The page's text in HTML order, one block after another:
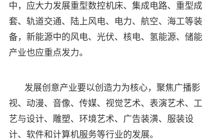
中，应大力发展重型数控机床、集成电路、重型成
套、轨道交通、陆上风电、电力、航空、海工等装
备，新能源中的风电、光伏、核电、氢能源、储能
产业也应重点发力。
发展创意产业要以创造力为核心，聚焦广播影
视、动漫、音像、传媒、视觉艺术、表演艺术、工
艺与设计、雕塑、环境艺术、广告装潢、服装设
计、软件和计算机服务等行业的发展。